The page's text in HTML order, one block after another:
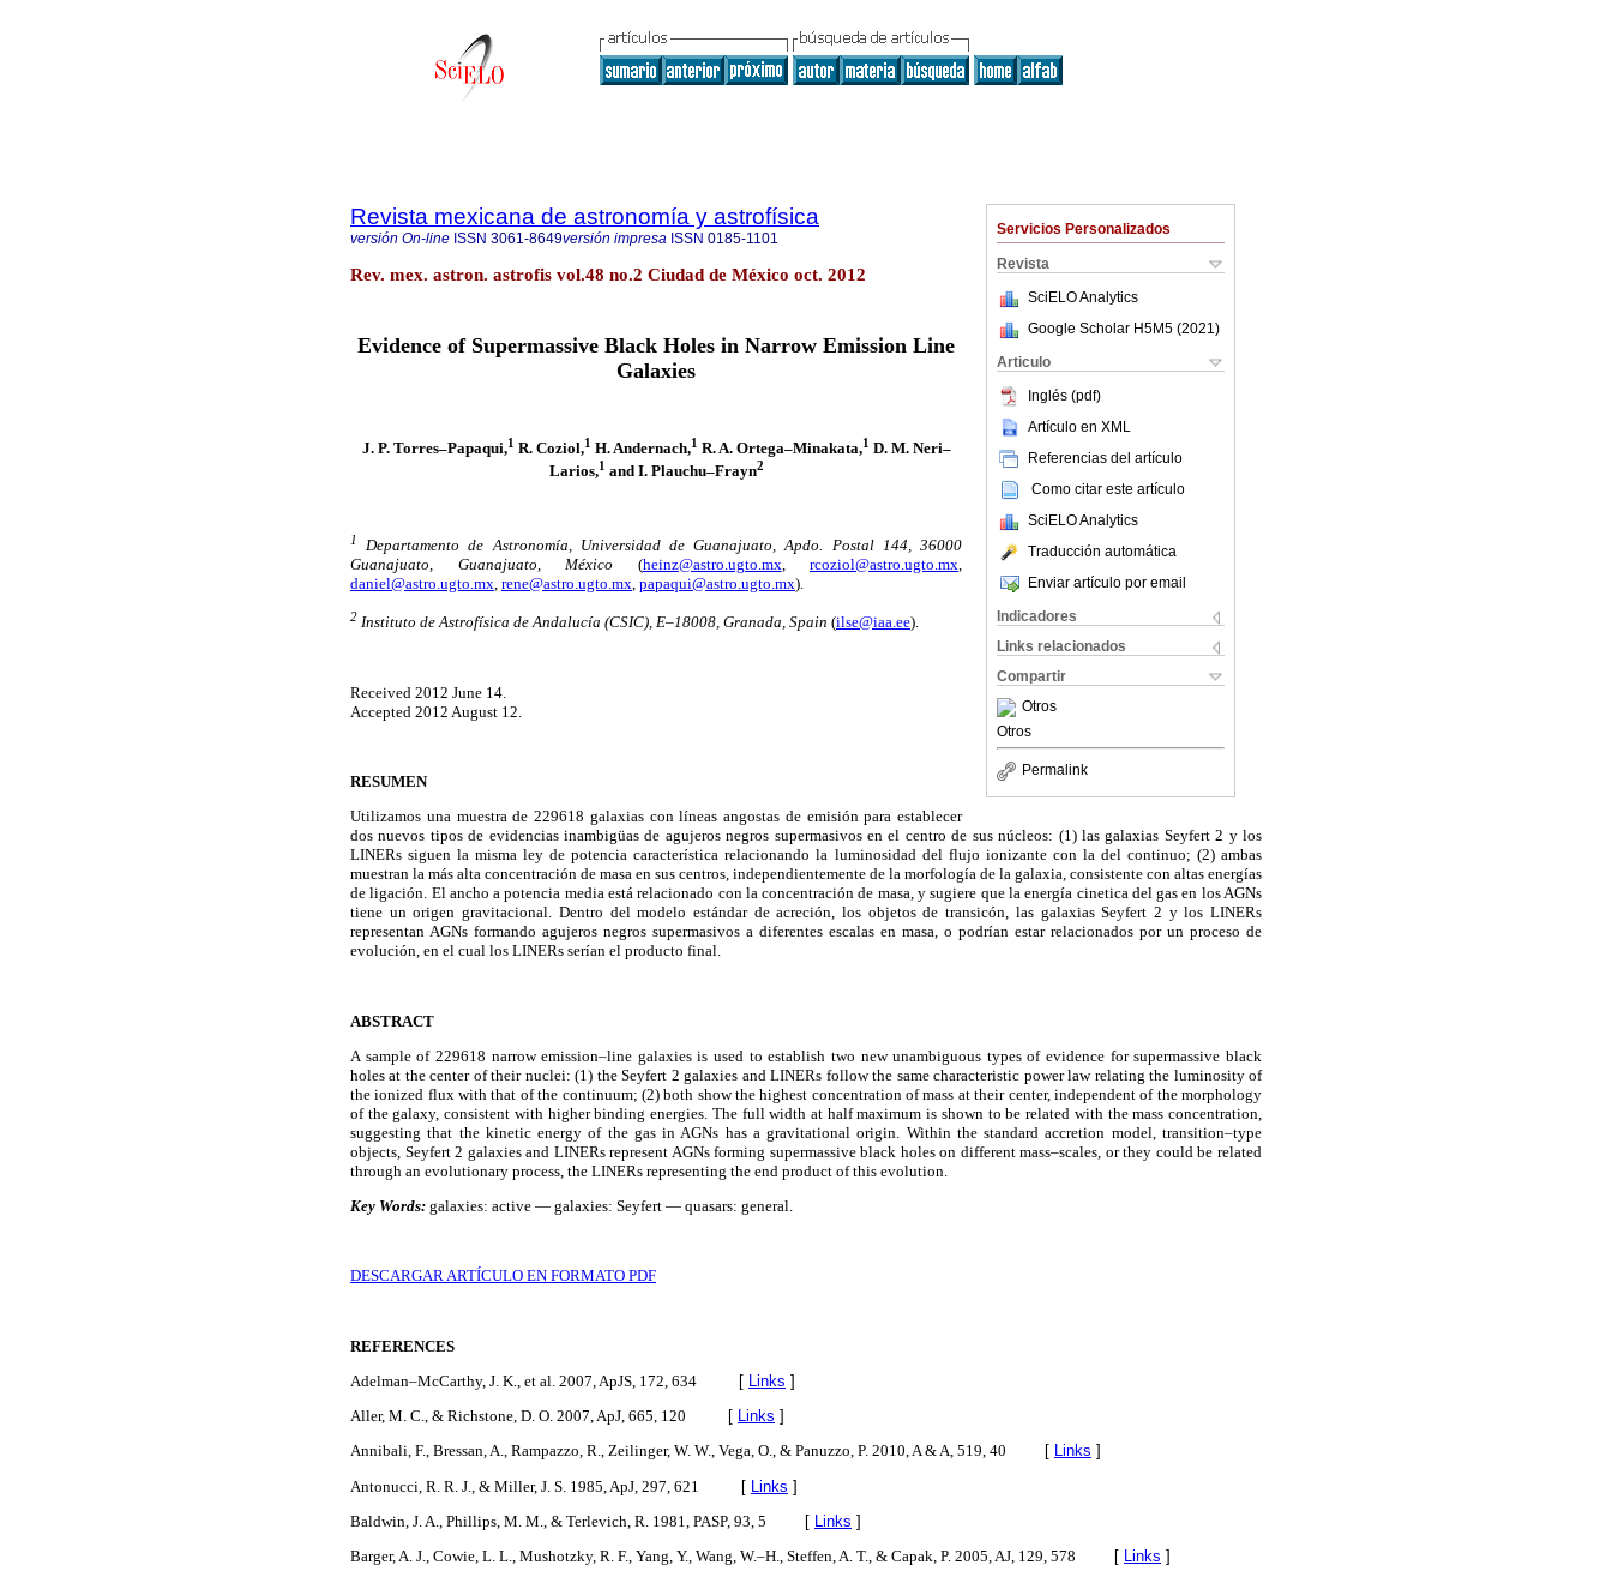
Servicios Personalizados
Revista
SciELO Analytics
Google Scholar H5M5 (2021 )
Articulo
Inglés (pdf)
Artículo en XML
Referencias del artículo
Como citar este artículo
SciELO Analytics
Traducción automática
Enviar artículo por email
Indicadores
Links relacionados
Compartir
Otros
Otros
Permalink
Revista mexicana de astronomía y astrofísica
versión On-line ISSN 3061-8649versión impresa ISSN 0185-1101
Rev. mex. astron. astrofis vol.48 no.2 Ciudad de México oct. 2012
Evidence of Supermassive Black Holes in Narrow Emission Line
Galaxies
J. P. Torres–Papaqui,1 R. Coziol,1 H. Andernach,1 R. A. Ortega–Minakata,1 D. M. Neri–
Larios,1 and I. Plauchu–Frayn2
1
Departamento de Astronomía, Universidad de Guanajuato, Apdo. Postal 144, 36000
Guanajuato, Guanajuato, México (heinz@astro.ugto.mx rcoziol@astro.ugto.mx
daniel@astro.ugto.mx rene@astro.ugto.mx papaqui@astro.ugto.mx).
2 Instituto de Astrofísica de Andalucía (CSIC), E–18008, Granada, Spain (ilse@iaa.ee).
Received 2012 June 14.
Accepted 2012 August 12.
RESUMEN
Utilizamos una muestra de 229618 galaxias con líneas angostas de emisión para establecer
dos nuevos tipos de evidencias inambigüas de agujeros negros supermasivos en el centro de sus núcleos: (1) las galaxias Seyfert 2 y los
LINERs siguen la misma ley de potencia característica relacionando la luminosidad del flujo ionizante con la del continuo; (2) ambas
muestran la más alta concentración de masa en sus centros, independientemente de la morfología de la galaxia, consistente con altas energías
de ligación. El ancho a potencia media está relacionado con la concentración de masa, y sugiere que la energía cinetica del gas en los AGNs
tiene un origen gravitacional. Dentro del modelo estándar de acreción, los objetos de transicón, las galaxias Seyfert 2 y los LINERs
representan AGNs formando agujeros negros supermasivos a diferentes escalas en masa, o podrían estar relacionados por un proceso de
evolución, en el cual los LINERs serían el producto final.
ABSTRACT
A sample of 229618 narrow emission–line galaxies is used to establish two new unambiguous types of evidence for supermassive black
holes at the center of their nuclei: (1) the Seyfert 2 galaxies and LINERs follow the same characteristic power law relating the luminosity of
the ionized flux with that of the continuum; (2) both show the highest concentration of mass at their center, independent of the morphology
of the galaxy, consistent with higher binding energies. The full width at half maximum is shown to be related with the mass concentration,
suggesting that the kinetic energy of the gas in AGNs has a gravitational origin. Within the standard accretion model, transition–type
objects, Seyfert 2 galaxies and LINERs represent AGNs forming supermassive black holes on different mass–scales, or they could be related
through an evolutionary process, the LINERs representing the end product of this evolution.
Key Words: galaxies: active — galaxies: Seyfert — quasars: general.
DESCARGAR ARTÍCULO EN FORMATO PDF
REFERENCES
Adelman–McCarthy, J. K., et al. 2007, ApJS, 172, 634
[ Links ]
Aller, M. C., & Richstone, D. O. 2007, ApJ, 665, 120
[ Links ]
Annibali, F., Bressan, A., Rampazzo, R., Zeilinger, W. W., Vega, O., & Panuzzo, P. 2010, A & A, 519, 40 [ Links ]
Antonucci, R. R. J., & Miller, J. S. 1985, ApJ, 297, 621
[ Links ]
Baldwin, J. A., Phillips, M. M., & Terlevich, R. 1981, PASP, 93, 5 [ Links ]
Barger, A. J., Cowie, L. L., Mushotzky, R. F., Yang, Y., Wang, W.–H., Steffen, A. T., & Capak, P. 2005, AJ, 129, 578 [ Links ]